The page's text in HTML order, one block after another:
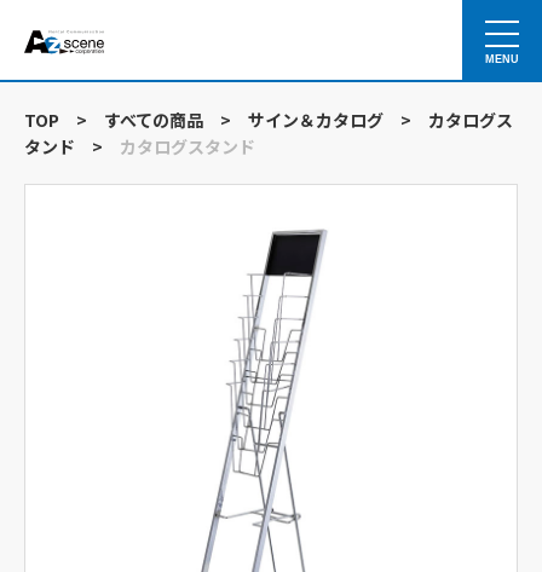
MENU
TOP > すべての商品 > サイン＆カタログ >
カタログス
タンド
> カタログスタンド